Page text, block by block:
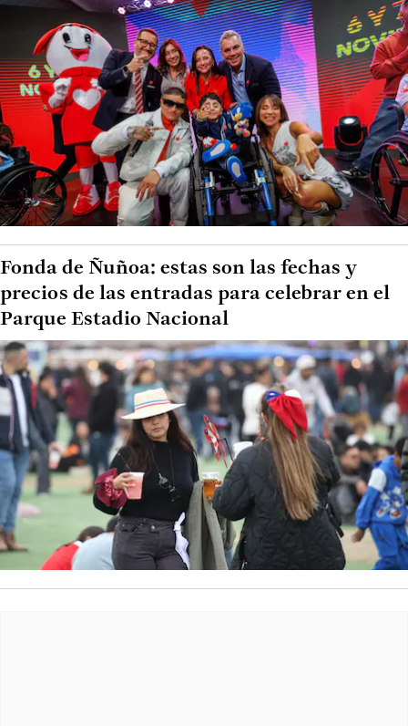
Fonda de Ñuñoa: estas son las fechas y
precios de las entradas para celebrar en el
Parque Estadio Nacional